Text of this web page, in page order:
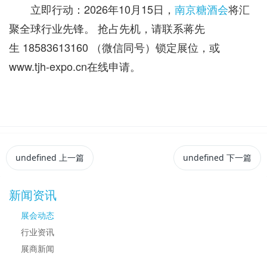
立即行动‌：2026年10月15日， 南京糖酒会将汇
聚全球行业先锋。 抢占先机，请联系蒋先
生 18583613160 （微信同号）锁定展位，或
www.tjh-expo.cn在线申请。
undefined 上一篇 undefined 下一篇
新闻资讯
展会动态
行业资讯
展商新闻